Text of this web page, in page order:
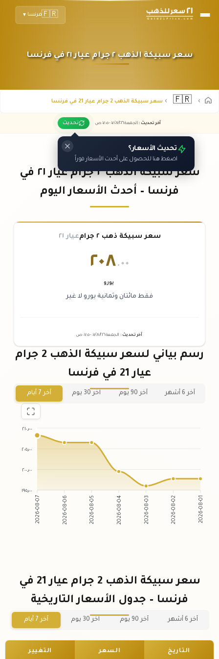
🇫🇷فرنسا ▼
سعر سبيكة الذهب ٢ جرام عيار ٢١ في فرنسا
🇫🇷 سعر سبيكة الذهب 2 جرام عيار 21 في فرنسا
آخر تحديث : الجمعة ٠٧ /٠٨/٢٠٢٦ - ٠٧:٠٥ ص تحديث
تحديث الأسعار؟
اضغط هنا للحصول على أحدث الأسعار فوراً
سعر سبيكة الذهب ٢ جرام عيار ٢١ في
فرنسا – أحدث الأسعار اليوم
سعر سبيكة ذهب ٢ جرام عيار ٢١
٢٠٨.٠٠
يورو
فقط مائتان وثمانية يورو لا غير
آخر تحديث : الجمعة ٠٧ /٠٨/٢٠٢٦ - ٠٧:٠٥ ص
رسم بياني لسعر سبيكة الذهب 2 جرام
عيار 21 في فرنسا
آخر 6 أشهر آخر 90 يوم آخر 30 يوم آخر 7 أيام
٢١٠٫٠٠
٢٠٥٫٠٠
٢٠٠٫٠٠
١٩٥٫٠٠
2026-08-07 2026-08-06 2026-08-05 2026-08-04 2026-08-03 2026-08-02 2026-08-01
سعر سبيكة الذهب 2 جرام عيار 21 في
فرنسا – جدول الأسعار التاريخية
آخر 6 أشهر آخر 90 يوم آخر 30 يوم آخر 7 أيام
التاريخ السعر التغيير